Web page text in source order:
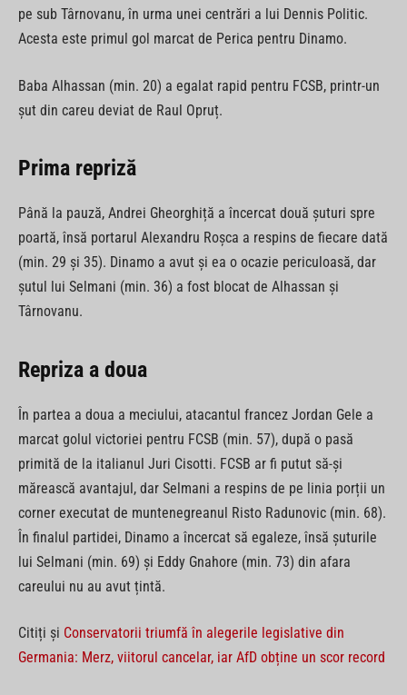
pe sub Târnovanu, în urma unei centrări a lui Dennis Politic.
Acesta este primul gol marcat de Perica pentru Dinamo.
Baba Alhassan (min. 20) a egalat rapid pentru FCSB, printr-un
șut din careu deviat de Raul Opruț.
Prima repriză
Până la pauză, Andrei Gheorghiță a încercat două șuturi spre
poartă, însă portarul Alexandru Roșca a respins de fiecare dată
(min. 29 și 35). Dinamo a avut și ea o ocazie periculoasă, dar
șutul lui Selmani (min. 36) a fost blocat de Alhassan și
Târnovanu.
Repriza a doua
În partea a doua a meciului, atacantul francez Jordan Gele a
marcat golul victoriei pentru FCSB (min. 57), după o pasă
primită de la italianul Juri Cisotti. FCSB ar fi putut să-și
mărească avantajul, dar Selmani a respins de pe linia porții un
corner executat de muntenegreanul Risto Radunovic (min. 68).
În finalul partidei, Dinamo a încercat să egaleze, însă șuturile
lui Selmani (min. 69) și Eddy Gnahore (min. 73) din afara
careului nu au avut țintă.
Citiți și Conservatorii triumfă în alegerile legislative din
Germania: Merz, viitorul cancelar, iar AfD obține un scor record